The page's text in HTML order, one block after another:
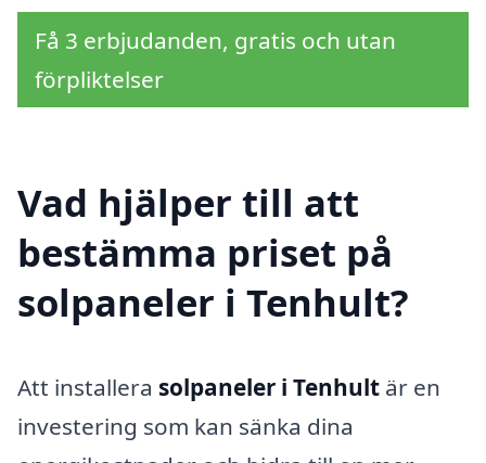
Få 3 erbjudanden, gratis och utan
förpliktelser
Vad hjälper till att
bestämma priset på
solpaneler i Tenhult?
Att installera solpaneler i Tenhult är en
investering som kan sänka dina